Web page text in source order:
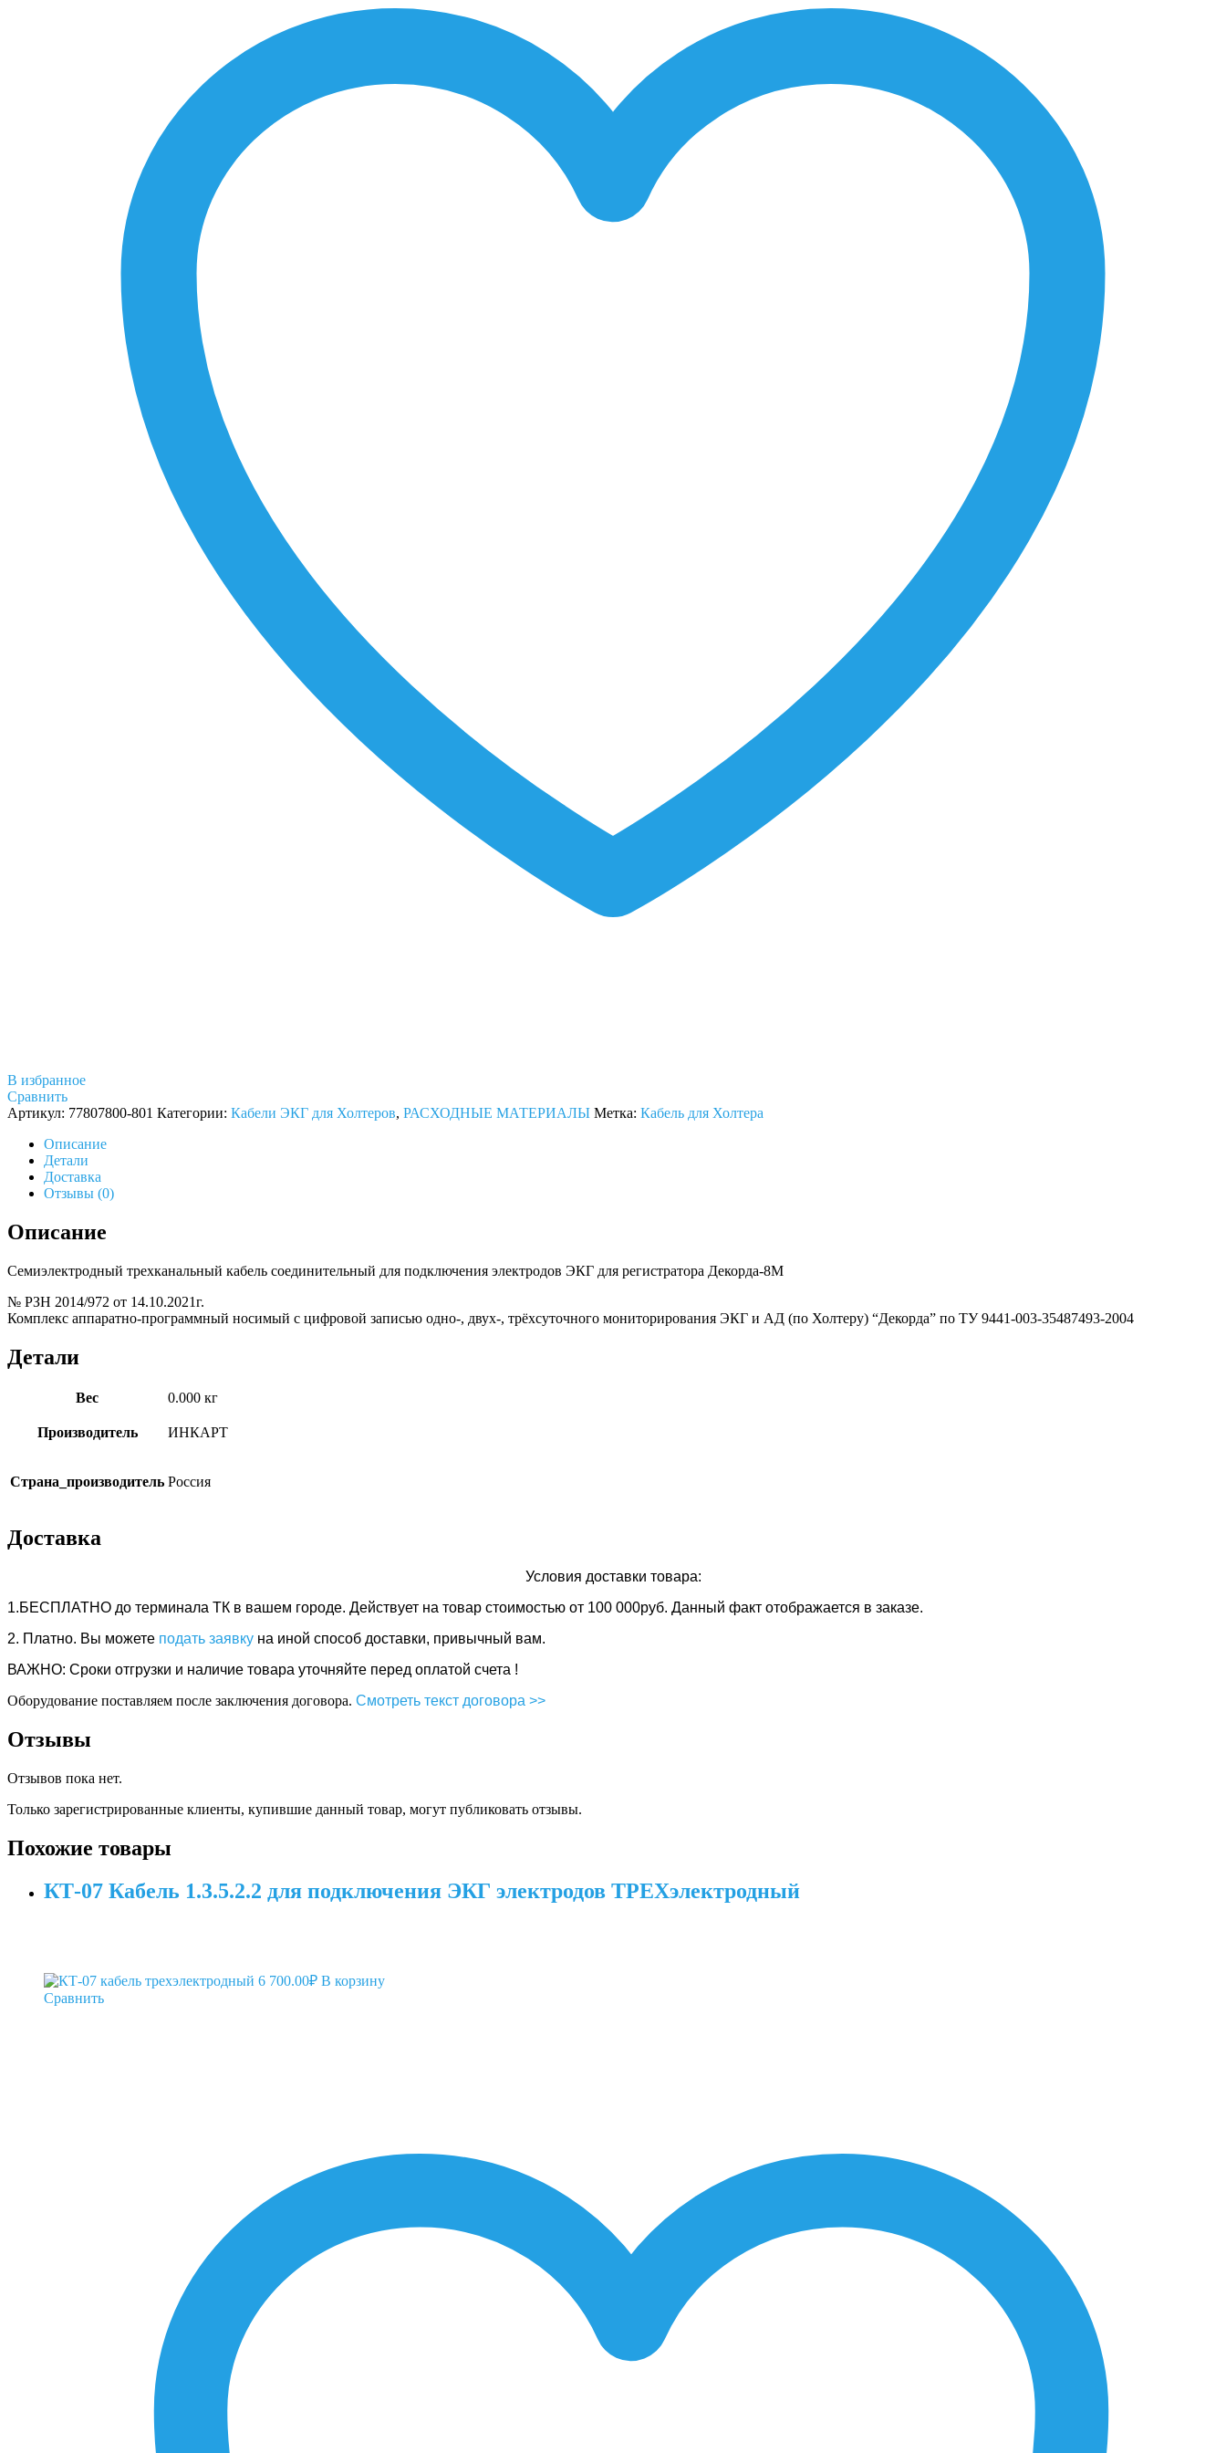
В избранное
Сравнить
Артикул: 77807800-801 Категории: Кабели ЭКГ для Холтеров, РАСХОДНЫЕ МАТЕРИАЛЫ Метка: Кабель для Холтера
Описание
Детали
Доставка
Отзывы (0)
Описание
Семиэлектродный трехканальный кабель соединительный для подключения электродов ЭКГ для регистратора Декорда-8М
№ РЗН 2014/972 от 14.10.2021г.
Комплекс аппаратно-программный носимый с цифровой записью одно-, двух-, трёхсуточного мониторирования ЭКГ и АД (по Холтеру) “Декорда” по ТУ 9441-003-35487493-2004
Детали
Вес 0.000 кг
Производитель ИНКАРТ
Страна_производитель Россия
Доставка
Условия доставки товара:
1.БЕСПЛАТНО до терминала ТК в вашем городе. Действует на товар стоимостью от 100 000руб. Данный факт отображается в заказе.
2. Платно. Вы можете подать заявку на иной способ доставки, привычный вам.
ВАЖНО: Сроки отгрузки и наличие товара уточняйте перед оплатой счета !
Оборудование поставляем после заключения договора. Смотреть текст договора >>
Отзывы
Отзывов пока нет.
Только зарегистрированные клиенты, купившие данный товар, могут публиковать отзывы.
Похожие товары
КТ-07 Кабель 1.3.5.2.2 для подключения ЭКГ электродов ТРЕХэлектродный
6 700.00₽ В корзину
Сравнить